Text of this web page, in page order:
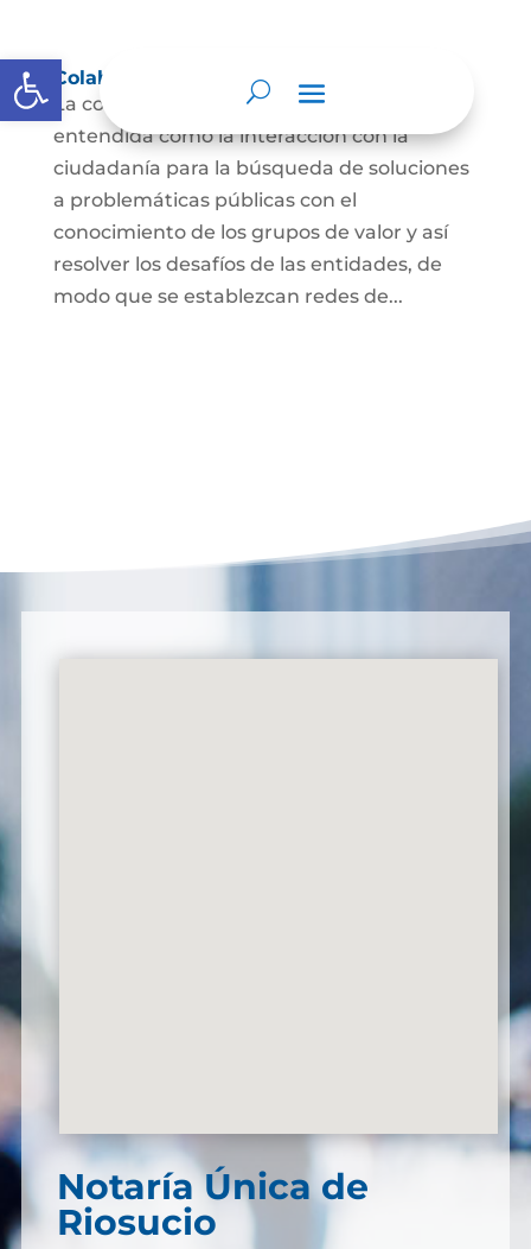
Abrir barra de herramientas
Colaboración e innovación abierta
La colaboración e innovación abierta es
entendida como la interacción con la
ciudadanía para la búsqueda de soluciones
a problemáticas públicas con el
conocimiento de los grupos de valor y así
resolver los desafíos de las entidades, de
modo que se establezcan redes de...
Notaría Única de
Riosucio